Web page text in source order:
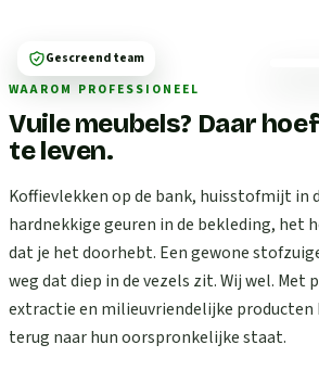
WAAROM PROFESSIONEEL
Vuile meubels? Daar
te leven.
Koffievlekken op de bank, huisstofmijt in
hardnekkige geuren in de bekleding, het
dat je het doorhebt. Een gewone
weg dat diep in de vezels zit. Wij wel.
extractie en milieuvriendelijke producten
terug naar hun oorspronkelijke staat.
Gescreend team